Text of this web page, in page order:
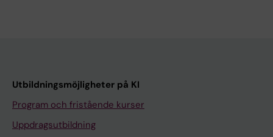
Utbildningsmöjligheter på KI
Program och fristående kurser
Uppdragsutbildning